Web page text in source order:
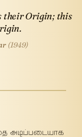
their Origin; this
(1949)
அடிப்படையாக